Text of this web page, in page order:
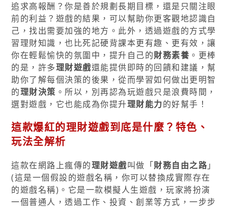
追求高報酬？你是善於規劃長期目標，還是只關注眼
前的利益？遊戲的結果，可以幫助你更客觀地認識自
己，找出需要加強的地方。此外，透過遊戲的方式學
習理財知識，也比死記硬背課本更有趣、更有效，讓
你在輕鬆愉快的氛圍中，提升自己的財務素養 。更棒
的是，許多理財遊戲還能提供即時的回饋和建議，幫
助你了解每個決策的後果，從而學習如何做出更明智
的理財決策 。所以，別再認為玩遊戲只是浪費時間，
選對遊戲，它也能成為你提升理財能力的好幫手！
這款爆紅的理財遊戲到底是什麼？特色、
玩法全解析
這款在網路上瘋傳的理財遊戲叫做「財務自由之路」
(這是一個假設的遊戲名稱，你可以替換成實際存在
的遊戲名稱)。它是一款模擬人生遊戲，玩家將扮演
一個普通人，透過工作、投資、創業等方式，一步步